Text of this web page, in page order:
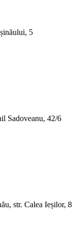
5
Sadoveanu, 42/6
str. Calea Ieșilor, 8